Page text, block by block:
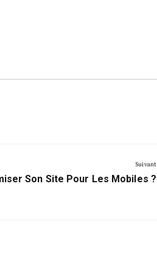
Suivant
Son Site Pour Les Mobiles ?